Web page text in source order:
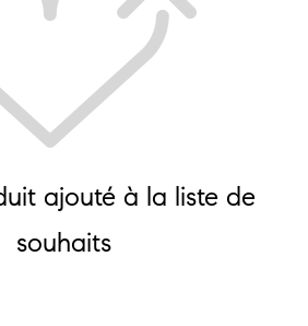
ajouté à la liste de
souhaits